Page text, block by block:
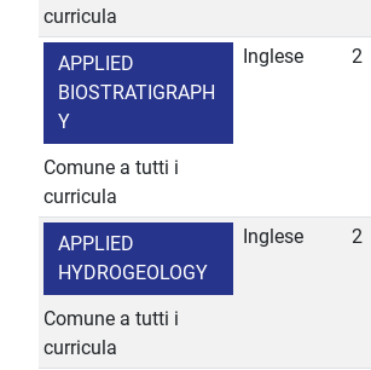
curricula
APPLIED
BIOSTRATIGRAPH
Y
Comune a tutti i
curricula
Inglese 2
APPLIED
HYDROGEOLOGY
Comune a tutti i
curricula
Inglese 2